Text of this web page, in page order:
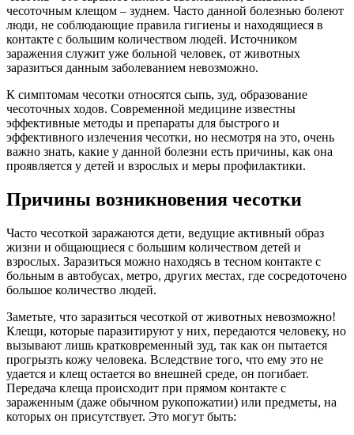
чесоточным клещом – зуднем. Часто данной болезнью болеют
люди, не соблюдающие правила гигиены и находящиеся в
контакте с большим количеством людей. Источником
заражения служит уже больной человек, от животных
заразиться данным заболеванием невозможно.
К симптомам чесотки относятся сыпь, зуд, образование
чесоточных ходов. Современной медицине известны
эффективные методы и препараты для быстрого и
эффективного излечения чесотки, но несмотря на это, очень
важно знать, какие у данной болезни есть причины, как она
проявляется у детей и взрослых и меры профилактики.
Причины возникновения чесотки
Часто чесоткой заражаются дети, ведущие активный образ
жизни и общающиеся с большим количеством детей и
взрослых. Заразиться можно находясь в тесном контакте с
больным в автобусах, метро, других местах, где сосредоточено
большое количество людей.
Заметьте, что заразиться чесоткой от животных невозможно!
Клещи, которые паразитируют у них, передаются человеку, но
вызывают лишь кратковременный зуд, так как он пытается
прогрызть кожу человека. Вследствие того, что ему это не
удается и клещ остается во внешней среде, он погибает.
Передача клеща происходит при прямом контакте с
зараженным (даже обычном рукопожатии) или предметы, на
которых он присутствует. Это могут быть: